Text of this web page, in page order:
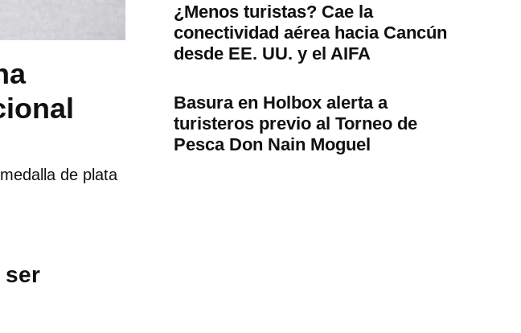
de plata
ser
¿Menos turistas? Cae la
conectividad aérea hacia Cancún
desde EE. UU. y el AIFA
Basura en Holbox alerta a
turisteros previo al Torneo de
Pesca Don Nain Moguel